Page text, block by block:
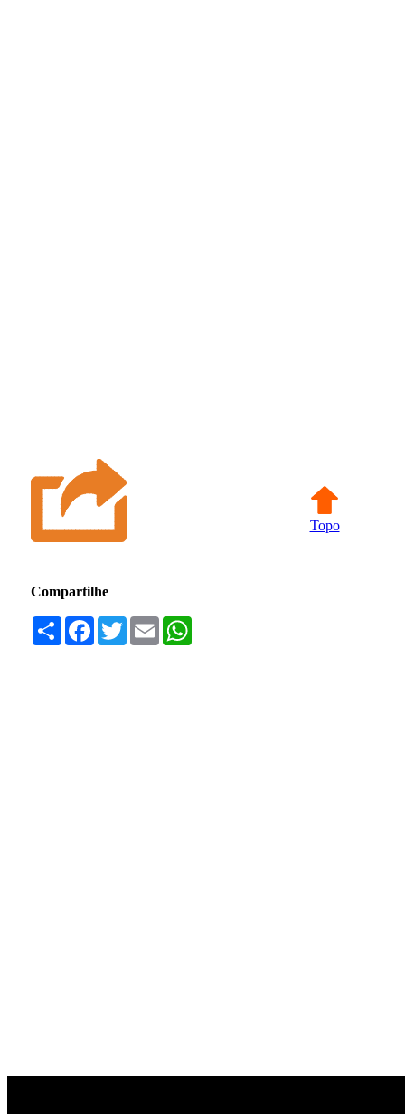
Topo
Compartilhe
Compartilhar
Facebook
TwitterEmail